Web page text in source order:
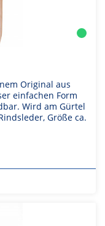
Original aus
einfachen Form
Wird am Gürtel
Größe ca.